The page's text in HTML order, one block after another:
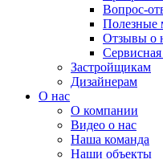
Вопрос-
Полезные
Отзывы о
Застройщикам
Дизайнерам
О нас
О компании
Видео о нас
Наша команда
Наши объекты